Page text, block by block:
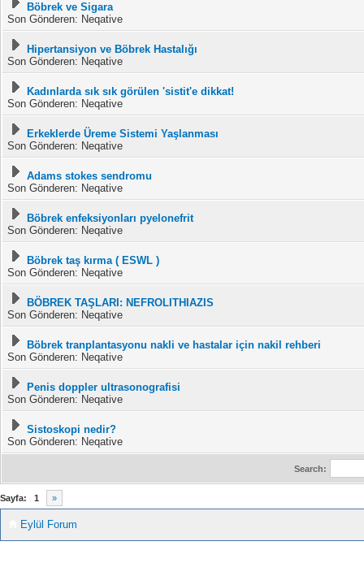
Böbrek ve Sigara
Son Gönderen: Neqative
Hipertansiyon ve Böbrek Hastalığı
Son Gönderen: Neqative
Kadınlarda sık sık görülen 'sistit'e dikkat!
Son Gönderen: Neqative
Erkeklerde Üreme Sistemi Yaşlanması
Son Gönderen: Neqative
Adams stokes sendromu
Son Gönderen: Neqative
Böbrek enfeksiyonları pyelonefrit
Son Gönderen: Neqative
Böbrek taş kırma ( ESWL )
Son Gönderen: Neqative
BÖBREK TAŞLARI: NEFROLITHIAZIS
Son Gönderen: Neqative
Böbrek tranplantasyonu nakli ve hastalar için nakil rehberi
Son Gönderen: Neqative
Penis doppler ultrasonografisi
Son Gönderen: Neqative
Sistoskopi nedir?
Son Gönderen: Neqative
Search:
Sayfa: 1 »
Eylül Forum